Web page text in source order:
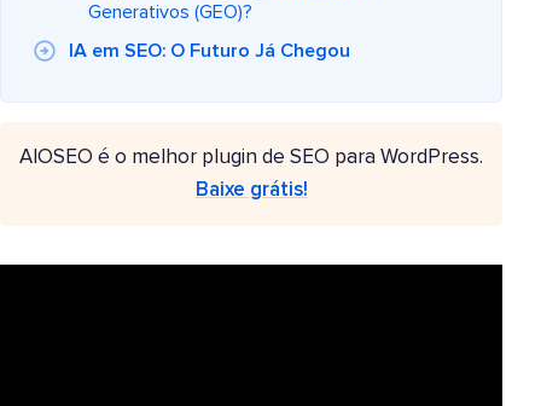
Generativos (GEO)?
IA em SEO: O Futuro Já Chegou
AIOSEO é o melhor plugin de SEO para WordPress.
Baixe grátis!